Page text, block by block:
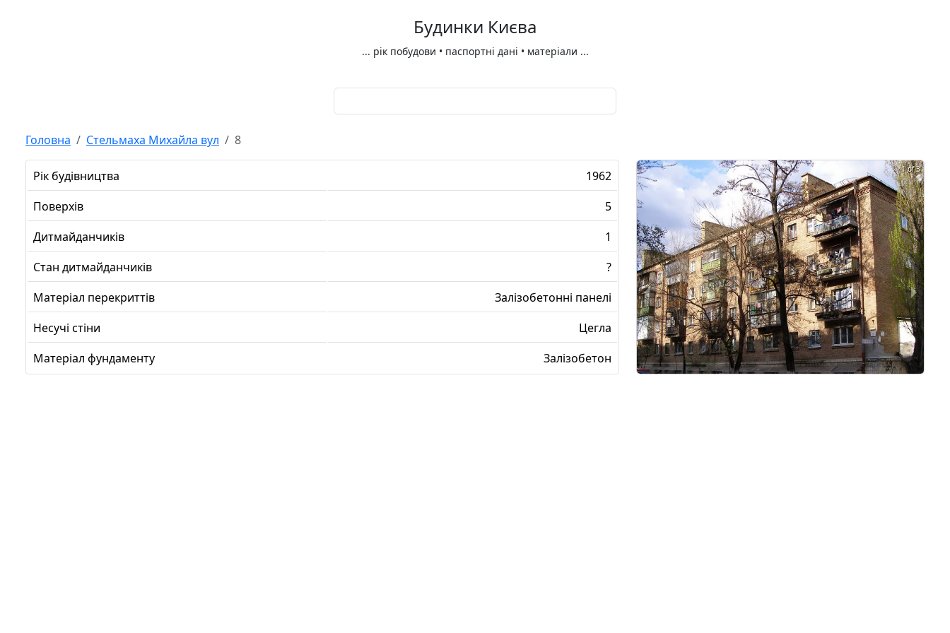
Будинки Києва
... рік побудови • паспортні дані • матеріали ...
Головна Стельмаха Михайла вул 8
Рік будівництва
1962
Поверхів
5
Дитмайданчиків
1
Стан дитмайданчиків
?
Матеріал перекриттів
Залізобетонні панелі
Несучі стіни
Цегла
Матеріал фундаменту
Залізобетон
1 of 3